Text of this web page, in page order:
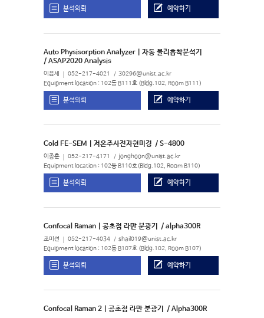
분석의뢰 예약하기
Auto Physisorption Analyzer | 자동 물리흡착분석기
/ ASAP2020 Analysis
이윤세 052-217-4021 30296@unist.ac.kr
Equipment location : 102동 B111호 (Bldg.102, Room B111)
분석의뢰 예약하기
Cold FE-SEM | 저온주사전자현미경 / S-4800
이종훈 052-217-4171 jonghoon@unist.ac.kr
Equipment location : 102동 B110호(Bldg.102, Room B110)
분석의뢰 예약하기
Confocal Raman | 공초점 라만 분광기 / alpha300R
조미선 052-217-4034 shail019@unist.ac.kr
Equipment location : 102동 B107호 (Bldg.102, Room B107)
분석의뢰 예약하기
Confocal Raman 2 | 공초점 라만 분광기 / Alpha300R